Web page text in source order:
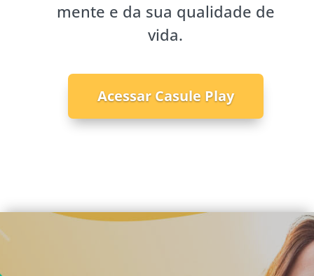
mente e da sua qualidade de
vida.
Acessar Casule Play